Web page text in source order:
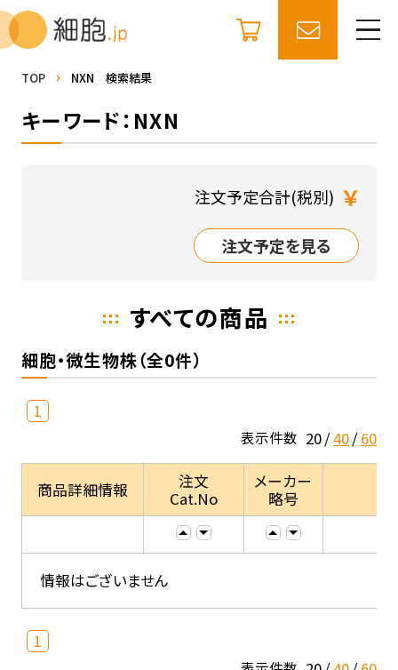
TOP NXN 検索結果
キーワード：NXN
注文予定合計(税別) ￥
注文予定を見る
すべての商品
細胞・微生物株（全0件）
1
表示件数 20 40 60
商品詳細情報
注文
Cat.No
メーカー
略号
情報はございません
1